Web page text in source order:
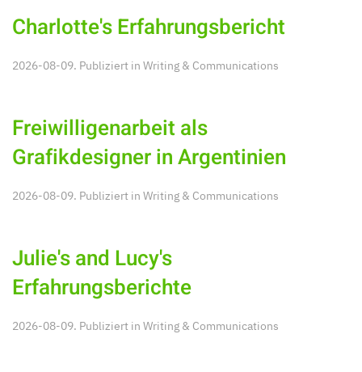
Charlotte's Erfahrungsbericht
2026-08-09. Publiziert in Writing & Communications
Freiwilligenarbeit als
Grafikdesigner in Argentinien
2026-08-09. Publiziert in Writing & Communications
Julie's and Lucy's
Erfahrungsberichte
2026-08-09. Publiziert in Writing & Communications